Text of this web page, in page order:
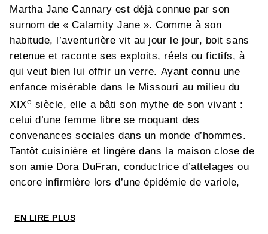
Martha Jane Cannary est déjà connue par son
surnom de « Calamity Jane ». Comme à son
habitude, l’aventurière vit au jour le jour, boit sans
retenue et raconte ses exploits, réels ou fictifs, à
qui veut bien lui offrir un verre. Ayant connu une
enfance misérable dans le Missouri au milieu du
XIXe siècle, elle a bâti son mythe de son vivant :
celui d’une femme libre se moquant des
convenances sociales dans un monde d’hommes.
Tantôt cuisinière et lingère dans la maison close de
son amie Dora DuFran, conductrice d’attelages ou
encore infirmière lors d’une épidémie de variole,
son courage autant qu’elle dérange et fait scandale.
EN LIRE PLUS